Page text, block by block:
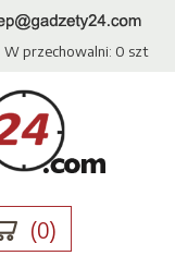
W przechowalni: 0 szt
(0)